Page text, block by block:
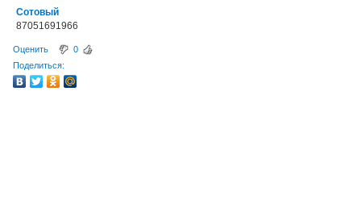
Сотовый
87051691966
Оценить
0
Поделиться: